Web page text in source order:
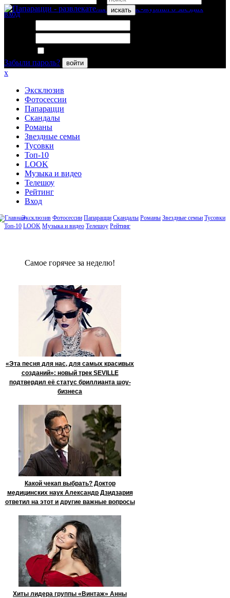
искать
вход
Забыли пароль?
войти
x
Эксклюзив
Фотосессии
Папарацци
Скандалы
Романы
Звездные семьи
Тусовки
Топ-10
LOOK
Музыка и видео
Телешоу
Рейтинг
Вход
Эксклюзив Фотосессии Папарацци Скандалы Романы Звездные семьи Тусовки
Топ-10 LOOK Музыка и видео Телешоу Рейтинг
Сaмое гoрячее за неделю!
«Эта песня для нас, для самых красивых
созданий»: новый трек SEVILLE
подтвердил её статус бриллианта шоу-
бизнеса
Какой чекап выбрать? Доктор
медицинских наук Александр Дзидзария
ответил на этот и другие важные вопросы
Хиты лидера группы «Винтаж» Анны